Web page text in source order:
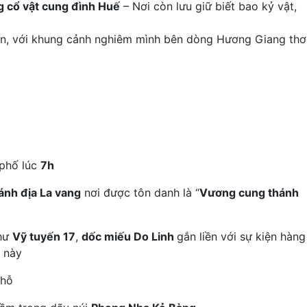
cổ vật cung đình Huế – Nơi còn lưu giữ biết bao kỷ vật,
với khung cảnh nghiêm mình bên dòng Hương Giang thơ
lúc 7h
địa La vang nơi được tôn danh là “Vương cung thánh
Vỹ tuyến 17, dốc miếu Do Linh gắn liền với sự kiện hàng
này